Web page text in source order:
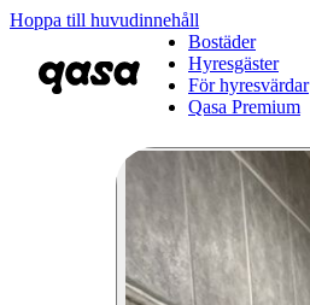
Hoppa till huvudinnehåll
Bostäder
Hyresgäster
För hyresvärdar
Qasa Premium